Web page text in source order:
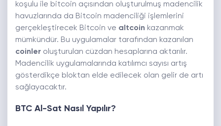
koşulu ile bitcoin açısından oluşturulmuş madencilik
havuzlarında da Bitcoin madenciliği işlemlerini
gerçekleştirecek Bitcoin ve altcoin kazanmak
mümkündür. Bu uygulamalar tarafından kazanılan
coinler oluşturulan cüzdan hesaplarına aktarılır.
Madencilik uygulamalarında katılımcı sayısı artış
gösterdikçe bloktan elde edilecek olan gelir de artı
sağlayacaktır.
BTC Al-Sat Nasıl Yapılır?